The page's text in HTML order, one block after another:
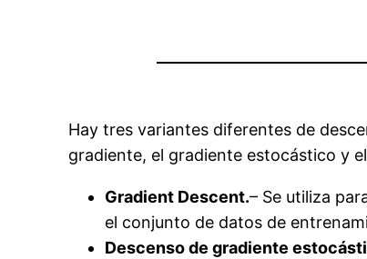
Hay tres variantes diferentes de
gradiente, el gradiente estocástico y
Gradient Descent.– Se utiliza
el conjunto de datos de
Descenso de gradiente